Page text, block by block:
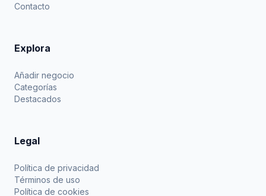
Contacto
Explora
Añadir negocio
Categorías
Destacados
Legal
Política de privacidad
Términos de uso
Política de cookies